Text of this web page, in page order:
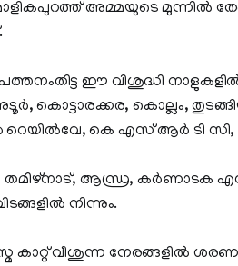
അമ്മയുടെ മുന്നില്‍
ഈ വിശുദ്ധി
കൊട്ടാരക്കര, കൊല്ലം,
റെയില്‍വേ, കെ എസ് ആര്‍ ടി സി,
ആന്ധ്ര, കര്‍ണാടക
നിന്നും.
കാറ്റ് വീശുന്ന നേരങ്ങളില്‍ ശരണ